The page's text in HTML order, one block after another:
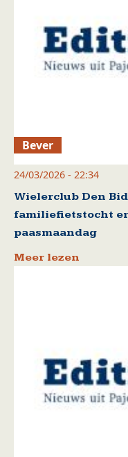
Bever
24/03/2026 - 22:34
Wielerclub Den
familiefietstocht
paasmaandag
Meer lezen